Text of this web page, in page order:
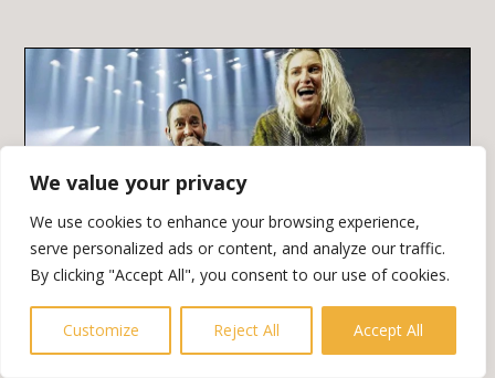
We value your privacy
We use cookies to enhance your browsing experience,
serve personalized ads or content, and analyze our traffic.
By clicking "Accept All", you consent to our use of cookies.
Customize Reject All Accept All
DÉC 1, 2024